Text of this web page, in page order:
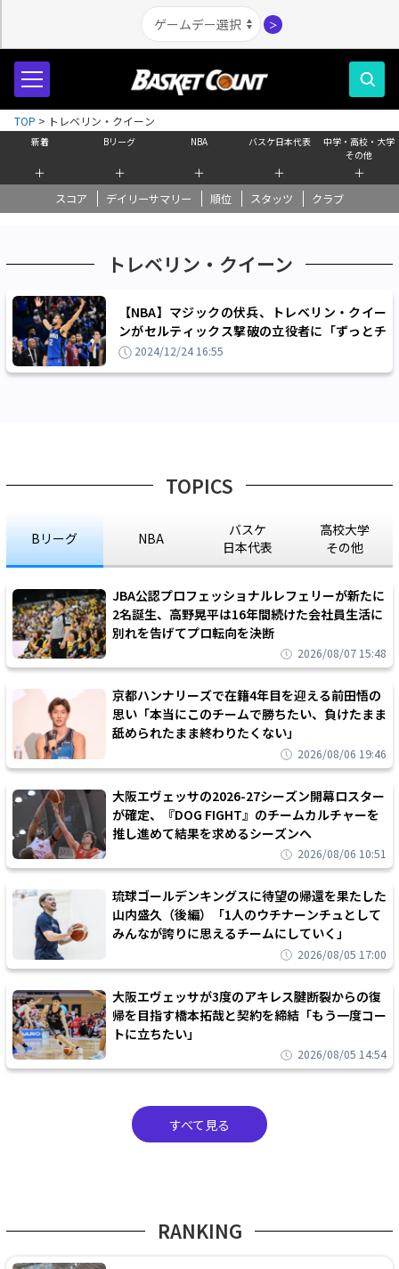
＞
新着
＋
Bリーグ
＋
NBA
＋
バスケ日本代表
＋
中学・高校・大学
その他
＋
スコア デイリーサマリー 順位 スタッツ クラブ
TOP > トレベリン・クイーン
トレベリン・クイーン
【NBA】マジックの伏兵、トレベリン・クイー
ンがセルティックス撃破の立役者に「ずっとチ
ャンスは来ると信じていた」
2024/12/24 16:55
TOPICS
Bリーグ NBA
バスケ
日本代表
高校大学
その他
JBA公認プロフェッショナルレフェリーが新たに
2名誕生、高野晃平は16年間続けた会社員生活に
別れを告げてプロ転向を決断
2026/08/07 15:48
京都ハンナリーズで在籍4年目を迎える前田悟の
思い「本当にこのチームで勝ちたい、負けたまま
舐められたまま終わりたくない」
2026/08/06 19:46
大阪エヴェッサの2026-27シーズン開幕ロスター
が確定、『DOG FIGHT』のチームカルチャーを
推し進めて結果を求めるシーズンへ
2026/08/06 10:51
琉球ゴールデンキングスに待望の帰還を果たした
山内盛久（後編）「1人のウチナーンチュとして
みんなが誇りに思えるチームにしていく」
2026/08/05 17:00
大阪エヴェッサが3度のアキレス腱断裂からの復
帰を目指す橋本拓哉と契約を締結「もう一度コー
トに立ちたい」
2026/08/05 14:54
すべて見る
RANKING